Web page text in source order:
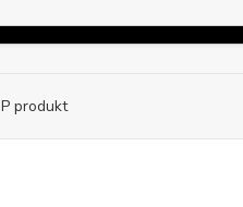
produkt